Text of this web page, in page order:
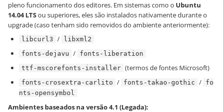
pleno funcionamento dos editores. Em sistemas como o Ubuntu
14.04 LTSou superiores, eles são instalados nativamente durante o
upgrade (caso tenham sido removidos do ambiente anteriormente):
libcurl3 /
libxml2
fonts-dejavu / fonts-liberation
ttf-mscorefonts-installer (termos de fontes Microsoft)
fonts-crosextra-carlito / fonts-takao-gothic / fo
nts-opensymbol
Ambientes baseados na versão 4.1 (Legada):